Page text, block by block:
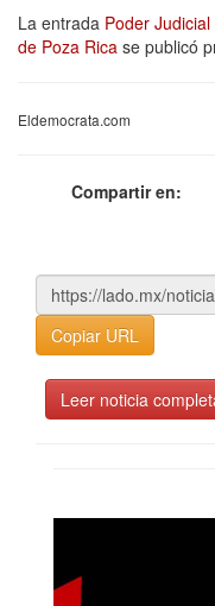
La entrada Poder
de Poza Rica se publicó
Eldemocrata.com
Compartir en:
Copiar URL
Leer noticia